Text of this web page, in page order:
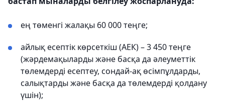
ең төменгі жалақы 60 000 теңге;
айлық есептік көрсеткіш (АЕК) – 3 450 теңге
(жәрдемақыларды және басқа да әлеуметтік
төлемдерді есептеу, сондай-ақ өсімпұлдарды,
салықтарды және басқа да төлемдерді қолдану
үшін);